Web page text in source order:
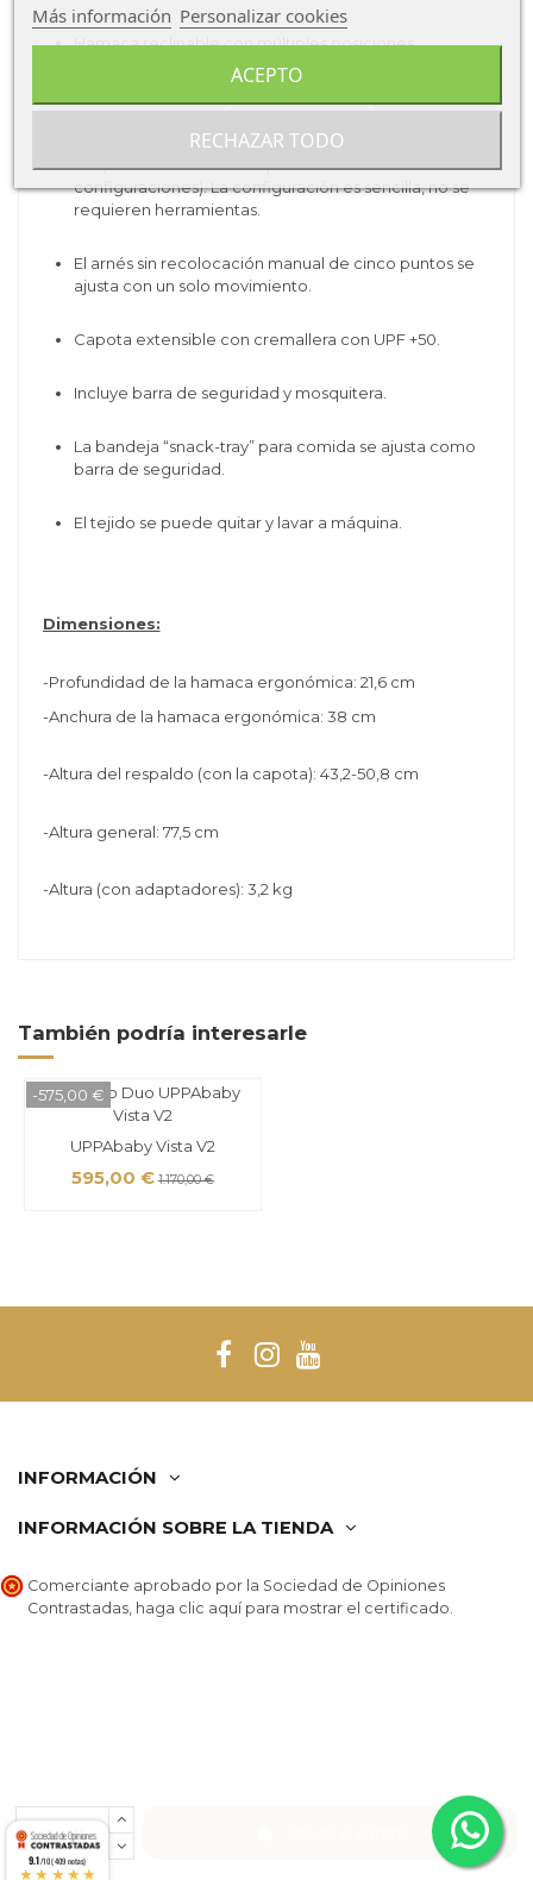
Hamaca reclinable con múltiples posiciones
patinete PiggyBack o elgrupo 0+. (consultar
adaptadores necesarios para las diferentes
configuraciones). La configuración es sencilla, no se
requieren herramientas.
El arnés sin recolocación manual de cinco puntos se
ajusta con un solo movimiento.
Capota extensible con cremallera con UPF +50.
Incluye barra de seguridad y mosquitera.
La bandeja “snack-tray” para comida se ajusta como
barra de seguridad.
El tejido se puede quitar y lavar a máquina.
Dimensiones:
-Profundidad de la hamaca ergonómica: 21,6 cm
-Anchura de la hamaca ergonómica: 38 cm
-Altura del respaldo (con la capota): 43,2-50,8 cm
-Altura general: 77,5 cm
-Altura (con adaptadores): 3,2 kg
También podría interesarle
-575,00 €
UPPAbaby Vista V2
595,00 € 1.170,00 €
INFORMACIÓN
INFORMACIÓN SOBRE LA TIENDA
Más información Personalizar cookies
RECHAZAR TODO
ACEPTO
Comerciante aprobado por la Sociedad de Opiniones
Contrastadas, haga clic aquí para mostrar el certificado
9.1/10 (409 notas)
★★★★★